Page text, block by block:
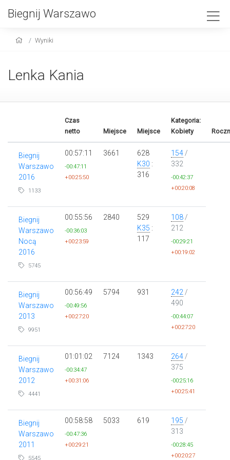
Biegnij Warszawo
Wyniki
Lenka Kania
Czas
netto
Miejsce Miejsce
Kategoria:
Kobiety
Biegnij
Warszawo
2016
1133
00:57:11
-00:47:11
+00:25:50
3661
628
K30 :
316
154 /
332
-00:42:37
+00:20:08
Biegnij
Warszawo
Nocą
2016
5745
00:55:56
-00:36:03
+00:23:59
2840
529
K35 :
117
108 /
212
-00:29:21
+00:19:02
Biegnij
Warszawo
2013
9951
00:56:49
-00:49:56
+00:27:20
5794 931 242 /
490
-00:44:07
+00:27:20
Biegnij
Warszawo
2012
4441
01:01:02
-00:34:47
+00:31:06
7124 1343 264 /
375
-00:25:16
+00:25:41
Biegnij
Warszawo
2011
5545
00:58:58
-00:47:36
+00:29:21
5033 619 195 /
313
-00:28:45
+00:20:27